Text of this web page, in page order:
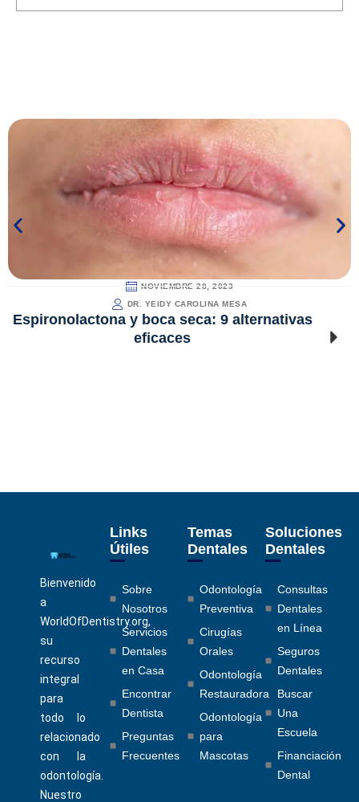
NOVIEMBRE 28, 2023
DR. YEIDY CAROLINA MESA
Espironolactona y boca seca: 9 alternativas
eficaces
Bienvenido
a
WorldOfDentistry.org,
su
recurso
integral
para
todo lo
relacionado
con la
odontología.
Nuestro
Links
Útiles
Sobre
Nosotros
Servicios
Dentales
en Casa
Encontrar
Dentista
Preguntas
Frecuentes
Temas
Dentales
Odontología
Preventiva
Cirugías
Orales
Odontología
Restauradora
Odontología
para
Mascotas
Soluciones
Dentales
Consultas
Dentales
en Línea
Seguros
Dentales
Buscar
Una
Escuela
Financiación
Dental